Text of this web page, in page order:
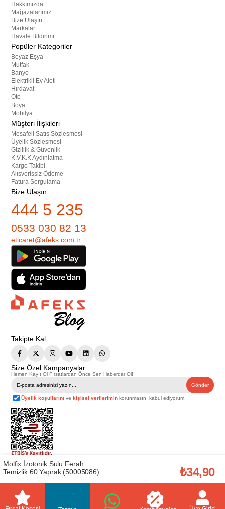
Hakkımızda
Mağazalarımız
Bize Ulaşın
Markalar
Havale Bildirimi
Popüler Kategoriler
Beyaz Eşya
Mutfak
Banyo
Elektrikli Ev Aleti
Hırdavat
Oto
Boya
Mobilya
Müşteri İlişkileri
Mesafeli Satış Sözleşmesi
Üyelik Sözleşmesi
Gizlilik & Güvenlik
K.V.K.K Aydınlatma
Kargo Takibi
Alışverişsiz Ödeme
Fatura Sorgulama
Bize Ulaşın
444 5 235
0533 030 82 13
eticaret@afeks.com.tr
Takipte Kal
Size Özel Kampanyalar
Hemen Kayıt Ol Fırsatlardan Önce Sen Haberdar Ol!
Gönder
Üyelik koşullarını vekişisel verilerimin korunmasını kabul ediyorum.
Telif Hakkı © 2026Afeks Yapı Market
. Tüm hakları saklıdır.
Bu web sitesindeki tüm ürünler ticari amaçlıdır. Web sitemizde yer alan
görsel ve yazılı içerikler firmamıza ait olup, firmamızın yazılı izni alınmadan
başka yerlerde kullanılamaz. İçeriklerin izin alınmadan kopyalanması ve
kullanılması 5846 sayılı Fikir ve Sanat Eserleri Yasasına göre suçtur.
Molfix İzotonik Sulu Ferah
Temizlik 60 Yaprak (50005086)
₺34,90